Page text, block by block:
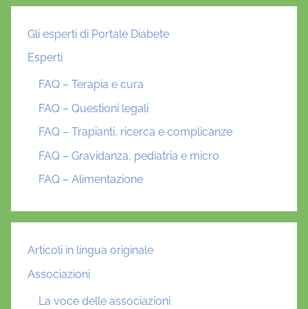
Gli esperti di Portale Diabete
Esperti
FAQ – Terapia e cura
FAQ – Questioni legali
FAQ – Trapianti, ricerca e complicanze
FAQ – Gravidanza, pediatria e micro
FAQ – Alimentazione
Articoli in lingua originale
Associazioni
La voce delle associazioni